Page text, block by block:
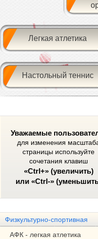
Легкая атлетика
Настольный теннис
Уважаемые
для изменения
страницы используйте
сочетания клавиш
«Ctrl+» (увеличить)
или «Ctrl-»
Физкультурно-спортивная
АФК - легкая атлетика